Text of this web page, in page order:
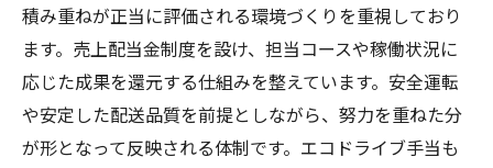
積み重ねが正当に評価される環境づくりを重視しており
ます。売上配当金制度を設け、担当コースや稼働状況に
応じた成果を還元する仕組みを整えています。安全運転
や安定した配送品質を前提としながら、努力を重ねた分
が形となって反映される体制です。エコドライブ手当も